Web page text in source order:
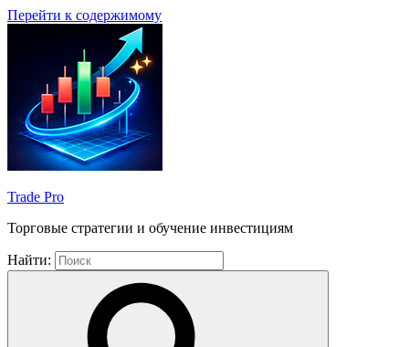
Перейти к содержимому
Trade Pro
Торговые стратегии и обучение инвестициям
Найти: